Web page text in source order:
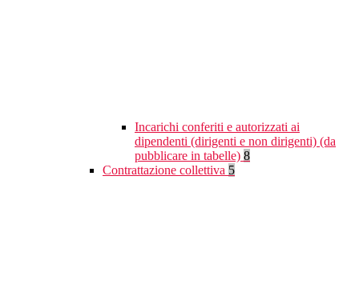
Incarichi conferiti e autorizzati ai
dipendenti (dirigenti e non dirigenti) (da
pubblicare in tabelle) 8
Contrattazione collettiva 5